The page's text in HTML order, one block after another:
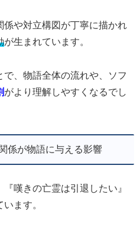
係や対立構図が丁寧に描かれ
が生まれています。
、物語全体の流れや、ソフ
がより理解しやすくなるでし
係が物語に与える影響
嘆きの亡霊は引退したい』
ます。